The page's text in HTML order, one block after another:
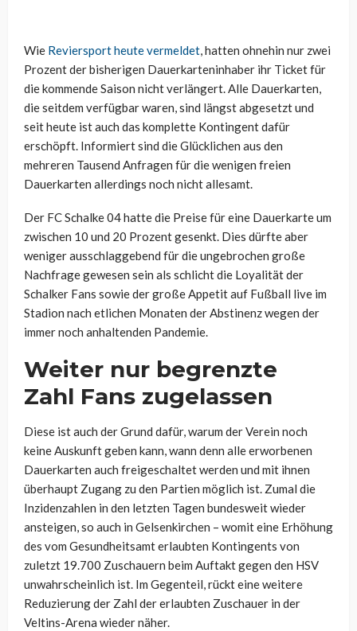
Wie Reviersport heute vermeldet, hatten ohnehin nur zwei
Prozent der bisherigen Dauerkarteninhaber ihr Ticket für
die kommende Saison nicht verlängert. Alle Dauerkarten,
die seitdem verfügbar waren, sind längst abgesetzt und
seit heute ist auch das komplette Kontingent dafür
erschöpft. Informiert sind die Glücklichen aus den
mehreren Tausend Anfragen für die wenigen freien
Dauerkarten allerdings noch nicht allesamt.
Der FC Schalke 04 hatte die Preise für eine Dauerkarte um
zwischen 10 und 20 Prozent gesenkt. Dies dürfte aber
weniger ausschlaggebend für die ungebrochen große
Nachfrage gewesen sein als schlicht die Loyalität der
Schalker Fans sowie der große Appetit auf Fußball live im
Stadion nach etlichen Monaten der Abstinenz wegen der
immer noch anhaltenden Pandemie.
Weiter nur begrenzte
Zahl Fans zugelassen
Diese ist auch der Grund dafür, warum der Verein noch
keine Auskunft geben kann, wann denn alle erworbenen
Dauerkarten auch freigeschaltet werden und mit ihnen
überhaupt Zugang zu den Partien möglich ist. Zumal die
Inzidenzahlen in den letzten Tagen bundesweit wieder
ansteigen, so auch in Gelsenkirchen – womit eine Erhöhung
des vom Gesundheitsamt erlaubten Kontingents von
zuletzt 19.700 Zuschauern beim Auftakt gegen den HSV
unwahrscheinlich ist. Im Gegenteil, rückt eine weitere
Reduzierung der Zahl der erlaubten Zuschauer in der
Veltins-Arena wieder näher.